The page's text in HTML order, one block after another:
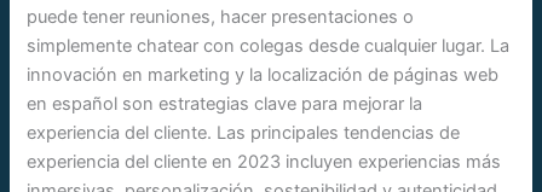
puede tener reuniones, hacer presentaciones o
simplemente chatear con colegas desde cualquier lugar. La
innovación en marketing y la localización de páginas web
en español son estrategias clave para mejorar la
experiencia del cliente. Las principales tendencias de
experiencia del cliente en 2023 incluyen experiencias más